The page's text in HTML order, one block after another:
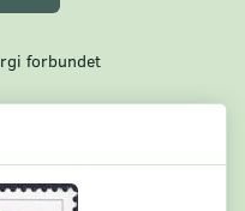
forbundet